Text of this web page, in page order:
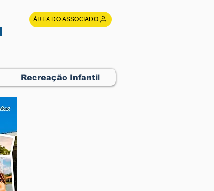
ÁREA DO ASSOCIADO
Recreação Infantil